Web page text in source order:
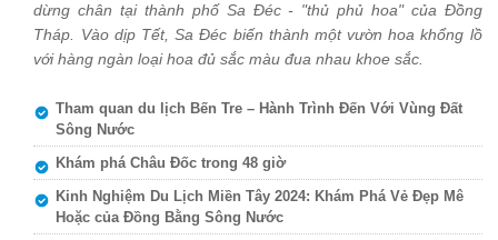
dừng chân tại thành phố Sa Đéc - "thủ phủ hoa" của Đồng
Tháp. Vào dịp Tết, Sa Đéc biến thành một vườn hoa khổng lồ
với hàng ngàn loại hoa đủ sắc màu đua nhau khoe sắc.
Tham quan du lịch Bến Tre – Hành Trình Đến Với Vùng Đất
Sông Nước
Khám phá Châu Đốc trong 48 giờ
Kinh Nghiệm Du Lịch Miền Tây 2024: Khám Phá Vẻ Đẹp Mê
Hoặc của Đồng Bằng Sông Nước